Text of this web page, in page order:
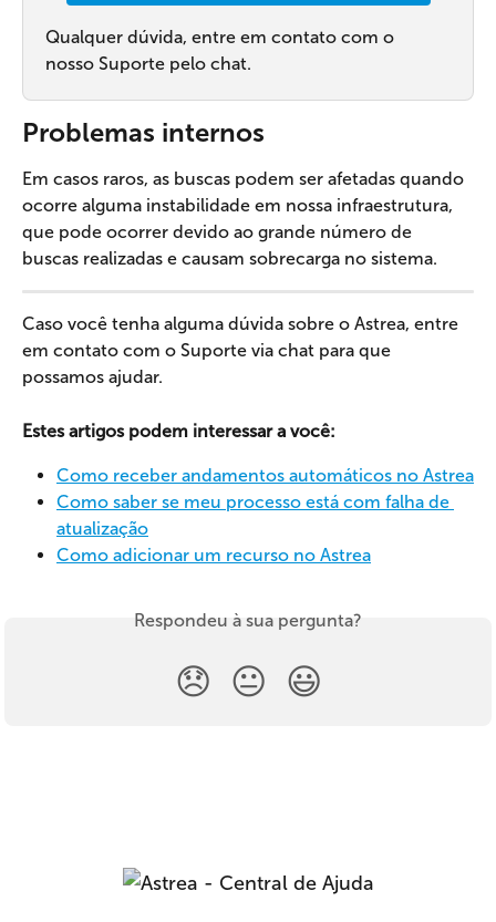
Qualquer dúvida, entre em contato com o
nosso Suporte pelo chat.
Problemas internos
Em casos raros, as buscas podem ser afetadas quando
ocorre alguma instabilidade em nossa infraestrutura,
que pode ocorrer devido ao grande número de
buscas realizadas e causam sobrecarga no sistema.
Caso você tenha alguma dúvida sobre o Astrea, entre
em contato com o Suporte via chat para que
possamos ajudar.
Estes artigos podem interessar a você:
Como receber andamentos automáticos no Astrea
Como saber se meu processo está com falha de
atualização
Como adicionar um recurso no Astrea
Respondeu à sua pergunta?
😞 😐 😃